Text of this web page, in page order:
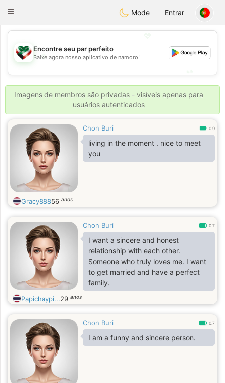
KuwaitChat
Toggle
Mode Entrar
💖
💕
Encontre seu par perfeito
Baixe agora nosso aplicativo de namoro!
Imagens de membros são privadas - visíveis apenas para
usuários autenticados
Chon Buri 0.9
living in the moment . nice to meet
you
Gracy88856 anos
Chon Buri 0.7
I want a sincere and honest
relationship with each other.
Someone who truly loves me. I want
to get married and have a perfect
family.
Papichaypi...29 anos
Chon Buri 0.7
I am a funny and sincere person.